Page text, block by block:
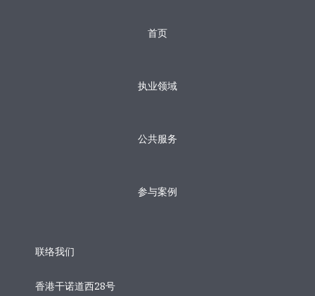
首页
执业领域
公共服务
参与案例
联络我们
香港干诺道西28号